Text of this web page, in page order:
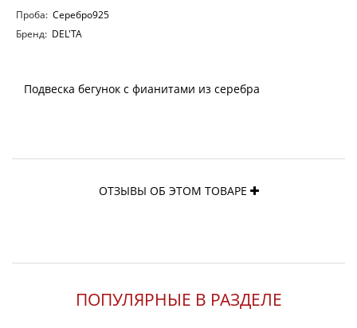
Проба: Серебро925
Бренд: DEL'TA
Подвеска бегунок с фианитами из серебра
ОТЗЫВЫ ОБ ЭТОМ ТОВАРЕ
ПОПУЛЯРНЫЕ В РАЗДЕЛЕ